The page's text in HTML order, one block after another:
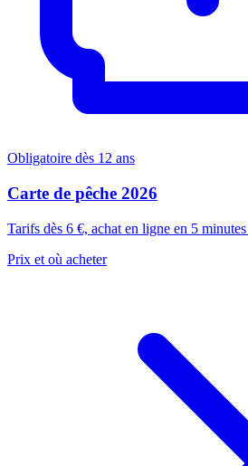
Obligatoire dès 12 ans
Carte de pêche 2026
Tarifs dès 6 €, achat en ligne en 5
Prix et où acheter